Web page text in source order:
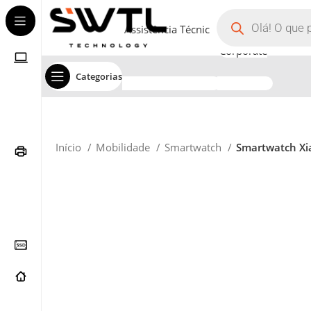
Categorias
Assistência Técnica
Corporate
Início Mobilidade Smartwatch Smartwatch